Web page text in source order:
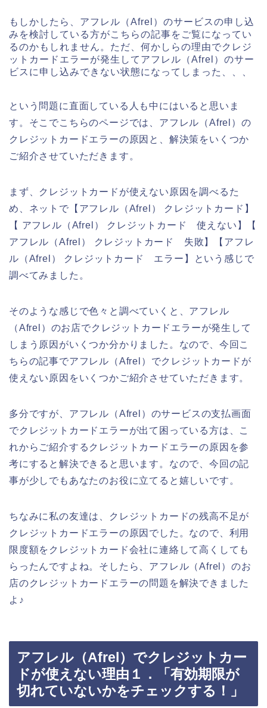
もしかしたら、アフレル（Afrel）のサービスの申し込
みを検討している方がこちらの記事をご覧になってい
るのかもしれません。ただ、何かしらの理由でクレジ
ットカードエラーが発生してアフレル（Afrel）のサー
ビスに申し込みできない状態になってしまった、、、
という問題に直面している人も中にはいると思いま
す。そこでこちらのページでは、アフレル（Afrel）の
クレジットカードエラーの原因と、解決策をいくつか
ご紹介させていただきます。
まず、クレジットカードが使えない原因を調べるた
め、ネットで【アフレル（Afrel） クレジットカード】
【 アフレル（Afrel） クレジットカード 使えない】【
アフレル（Afrel） クレジットカード 失敗】【アフレ
ル（Afrel） クレジットカード エラー】という感じで
調べてみました。
そのような感じで色々と調べていくと、アフレル
（Afrel）のお店でクレジットカードエラーが発生して
しまう原因がいくつか分かりました。なので、今回こ
ちらの記事でアフレル（Afrel）でクレジットカードが
使えない原因をいくつかご紹介させていただきます。
多分ですが、アフレル（Afrel）のサービスの支払画面
でクレジットカードエラーが出て困っている方は、こ
れからご紹介するクレジットカードエラーの原因を参
考にすると解決できると思います。なので、今回の記
事が少しでもあなたのお役に立てると嬉しいです。
ちなみに私の友達は、クレジットカードの残高不足が
クレジットカードエラーの原因でした。なので、利用
限度額をクレジットカード会社に連絡して高くしても
らったんですよね。そしたら、アフレル（Afrel）のお
店のクレジットカードエラーの問題を解決できました
よ♪
アフレル（Afrel）でクレジットカー
ドが使えない理由１．「有効期限が
切れていないかをチェックする！」